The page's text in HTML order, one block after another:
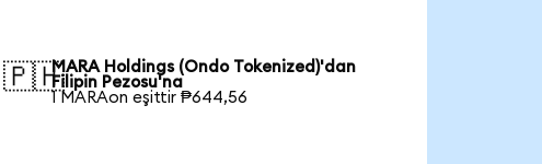
🇵🇭MARA Holdings (Ondo Tokenized)'dan
Filipin Pezosu'na
1 MARAon eşittir ₱644,56